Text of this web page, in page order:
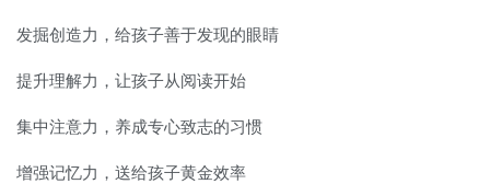
发掘创造力，给孩子善于发现的眼睛
提升理解力，让孩子从阅读开始
集中注意力，养成专心致志的习惯
增强记忆力，送给孩子黄金效率